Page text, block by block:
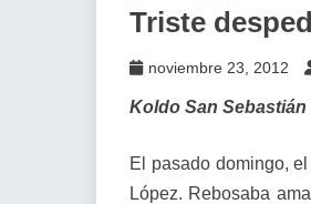
Triste
noviembre 23, 2012
Koldo San Sebastián
El pasado domingo,
López. Rebosaba